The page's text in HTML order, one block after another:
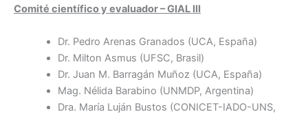
Comité científico y evaluador – GIAL III
Dr. Pedro Arenas Granados (UCA, España)
Dr. Milton Asmus (UFSC, Brasil)
Dr. Juan M. Barragán Muñoz (UCA, España)
Mag. Nélida Barabino (UNMDP, Argentina)
Dra. María Luján Bustos (CONICET-IADO-UNS,